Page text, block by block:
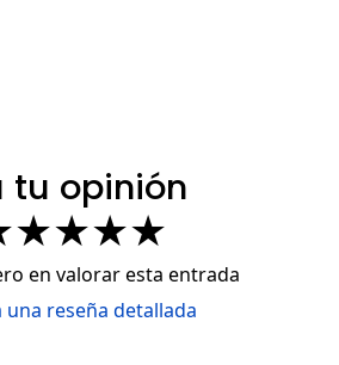
tu opinión
★★★★
en valorar esta entrada
una reseña detallada